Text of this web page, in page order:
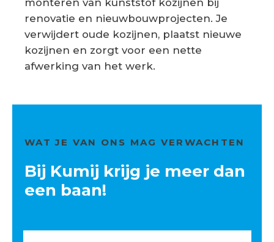
monteren van kunststof kozijnen bij
renovatie en nieuwbouwprojecten. Je
verwijdert oude kozijnen, plaatst nieuwe
kozijnen en zorgt voor een nette
afwerking van het werk.
WAT JE VAN ONS MAG VERWACHTEN
Bij Kumij krijg je meer dan
een baan!